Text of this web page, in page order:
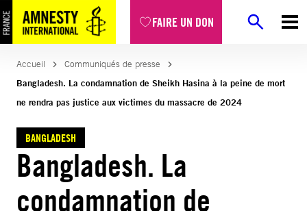
FAIRE UN DON
Aller
au
contenu
Accueil
Communiqués de presse
Bangladesh. La condamnation de Sheikh Hasina à la peine de mort
ne rendra pas justice aux victimes du massacre de 2024
BANGLADESH
Bangladesh. La
condamnation de